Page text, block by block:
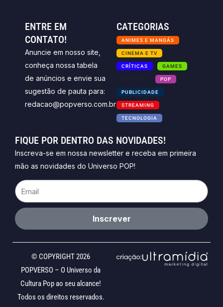
ENTRE EM
CONTATO!
Anuncie em nosso site,
conheça nossa tabela
de anúncios e envie sua
sugestão de pauta para:
redacao@popverso.com.br
CATEGORIAS
ANIMES E MANGÁS
CINEMA E TV
CRÍTICAS GAMES
POP
PUBLICIDADE
STREAMING
TECNOLOGIA
FIQUE POR DENTRO DAS NOVIDADES!
Inscreva-se em nossa newsletter e receba em primeira
mão as novidades do Universo POP!
Email
Inscrever
© COPYRIGHT 2026
POPVERSO – O Universo da
Cultura Pop ao seu alcance!
Todos os direitos reservados.